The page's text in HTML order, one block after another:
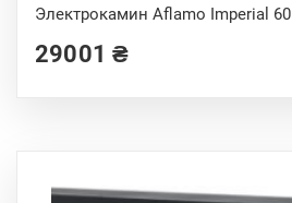
Электрокамин Aflamo Imperial 60
o
u
o
f
29001₴